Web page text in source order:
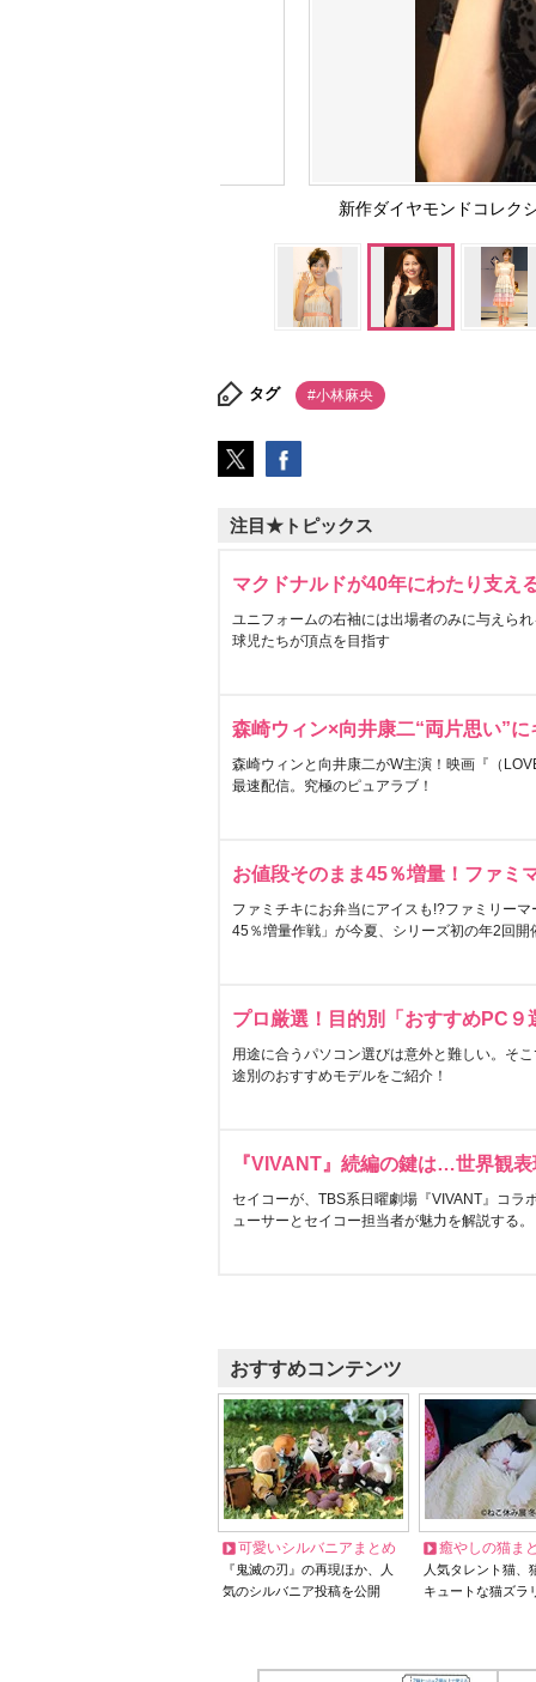
新作ダイヤモンドコレ
タグ #小林麻央
注目★トピックス
マクドナルドが40年にわたり支え
ユニフォームの右袖には出場者のみに与えら
球児たちが頂点を目指す
森崎ウィン×向井康二“両片思い”
森崎ウィンと向井康二がW主演！映画『（
最速配信。究極のピュアラブ！
お値段そのまま45％増量！ファミ
ファミチキにお弁当にアイスも!?ファミリー
45％増量作戦」が今夏、シリーズ初の年2回開
プロ厳選！目的別「おすすめPC９
用途に合うパソコン選びは意外と難しい。そ
途別のおすすめモデルをご紹介！
『VIVANT』続編の鍵は…世界観
セイコーが、TBS系日曜劇場『VIVANT』コラ
ューサーとセイコー担当者が魅力を解説する。
おすすめコンテンツ
可愛いシルバニアまとめ
『鬼滅の刃』の再現ほか、人
気のシルバニア投稿を公開
癒やしの猫ま
人気タレント猫
キュートな猫ズラ